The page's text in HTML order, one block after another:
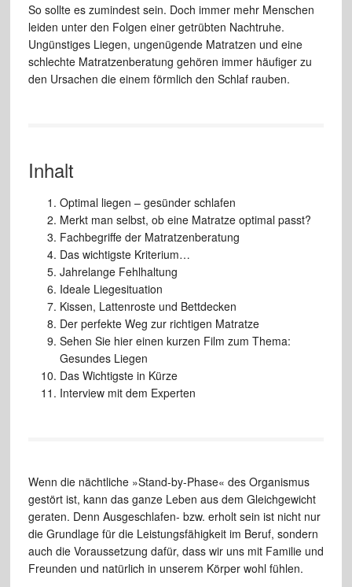
So sollte es zumindest sein. Doch immer mehr Menschen
leiden unter den Folgen einer getrübten Nachtruhe.
Ungünstiges Liegen, ungenügende Matratzen und eine
schlechte Matratzenberatung gehören immer häufiger zu
den Ursachen die einem förmlich den Schlaf rauben.
Inhalt
Optimal liegen – gesünder schlafen
Merkt man selbst, ob eine Matratze optimal passt?
Fachbegriffe der Matratzenberatung
Das wichtigste Kriterium…
Jahrelange Fehlhaltung
Ideale Liegesituation
Kissen, Lattenroste und Bettdecken
Der perfekte Weg zur richtigen Matratze
Sehen Sie hier einen kurzen Film zum Thema:
Gesundes Liegen
Das Wichtigste in Kürze
Interview mit dem Experten
Wenn die nächtliche »Stand-by-Phase« des Organismus
gestört ist, kann das ganze Leben aus dem Gleichgewicht
geraten. Denn Ausgeschlafen- bzw. erholt sein ist nicht nur
die Grundlage für die Leistungsfähigkeit im Beruf, sondern
auch die Voraussetzung dafür, dass wir uns mit Familie und
Freunden und natürlich in unserem Körper wohl fühlen.